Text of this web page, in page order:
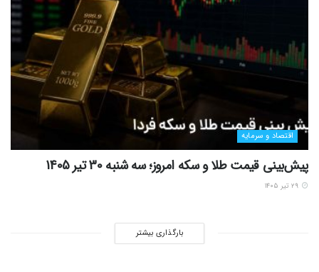
اقتصاد و سرمایه
پیش‌بینی قیمت طلا و سکه امروز؛ سه شنبه 30 تیر 1405
بارگذاری بیشتر